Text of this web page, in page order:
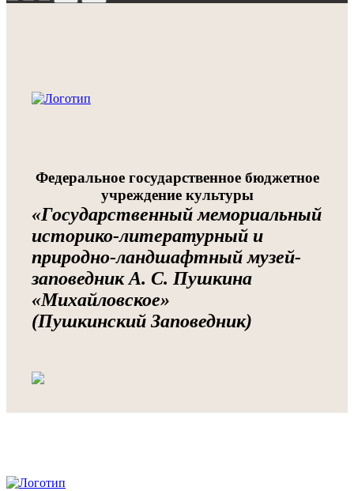
Федеральное государственное бюджетное
учреждение культуры
«Государственный мемориальный
историко-литературный и
природно-ландшафтный музей-
заповедник А. С. Пушкина
«Михайловское»
(Пушкинский Заповедник)